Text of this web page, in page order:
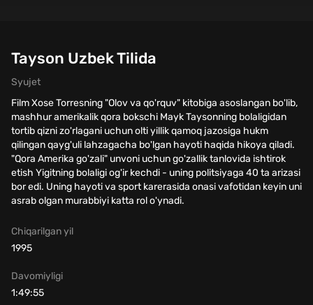
Tayson Uzbek Tilida
Syujet
Film Xose Torresning "Olov va qo'rquv" kitobiga asoslangan bo'lib,
mashhur amerikalik qora bokschi Mayk Taysonning bolaligidan
tortib qizni zo'rlagani uchun olti yillik qamoq jazosiga hukm
qilingan qayg'uli lahzagacha bo'lgan hayoti haqida hikoya qiladi.
"Qora Amerika go'zali" unvoni uchun go'zallik tanlovida ishtirok
etish Yigitning bolaligi og'ir kechdi - uning politsiyaga 40 ta arizasi
bor edi. Uning hayoti va sport karerasida onasi vafotidan keyin uni
asrab olgan murabbiyi katta rol o'ynadi.
Chiqarilgan yil
1995
Davomiyligi
1:49:55